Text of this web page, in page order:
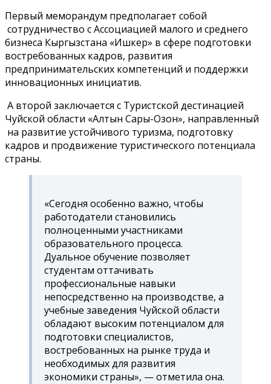
Первый меморандум предполагает собой
сотрудничество с Ассоциацией малого и среднего
бизнеса Кыргызстана «Ишкер» в сфере подготовки
востребованных кадров, развития
предпринимательских компетенций и поддержки
инновационных инициатив.
А второй заключается с Туристской дестинацией
Чуйской области «Алтын Сары-Озон», направленный
на развитие устойчивого туризма, подготовку
кадров и продвижение туристического потенциала
страны.
«Сегодня особенно важно, чтобы
работодатели становились
полноценными участниками
образовательного процесса.
Дуальное обучение позволяет
студентам оттачивать
профессиональные навыки
непосредственно на производстве, а
учебные заведения Чуйской области
обладают высоким потенциалом для
подготовки специалистов,
востребованных на рынке труда и
необходимых для развития
экономики страны», — отметила она.